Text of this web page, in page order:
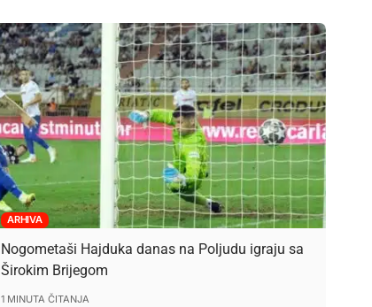
ARHIVA
Nogometaši Hajduka danas na Poljudu igraju sa
Širokim Brijegom
1 MINUTA ČITANJA